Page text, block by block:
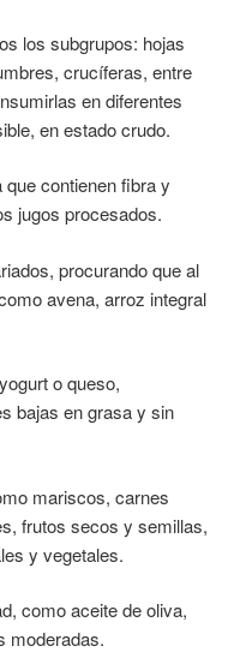
los subgrupos: hojas
crucíferas, entre
en diferentes
en estado crudo.
contienen fibra y
jugos procesados.
procurando que al
avena, arroz integral
o queso,
bajas en grasa y sin
mariscos, carnes
frutos secos y semillas,
y vegetales.
como aceite de oliva,
moderadas.